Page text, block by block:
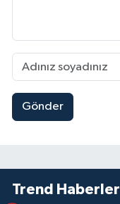
Gönder
Trend Haberler